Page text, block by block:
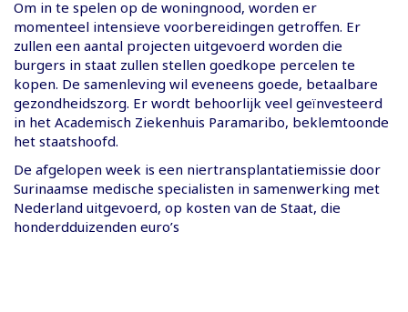
Om in te spelen op de woningnood, worden er
momenteel intensieve voorbereidingen getroffen. Er
zullen een aantal projecten uitgevoerd worden die
burgers in staat zullen stellen goedkope percelen te
kopen. De samenleving wil eveneens goede, betaalbare
gezondheidszorg. Er wordt behoorlijk veel geïnvesteerd
in het Academisch Ziekenhuis Paramaribo, beklemtoonde
het staatshoofd.
De afgelopen week is een niertransplantatiemissie door
Surinaamse medische specialisten in samenwerking met
Nederland uitgevoerd, op kosten van de Staat, die
honderdduizenden euro’s